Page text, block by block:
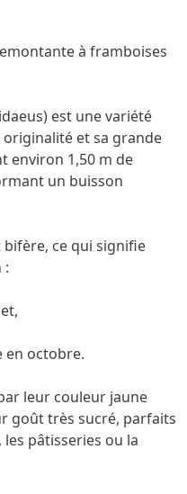
à framboises
est une variété
et sa grande
environ 1,50 m de
un buisson
ce qui signifie
:
en octobre.
leur couleur jaune
goût très sucré, parfaits
pâtisseries ou la